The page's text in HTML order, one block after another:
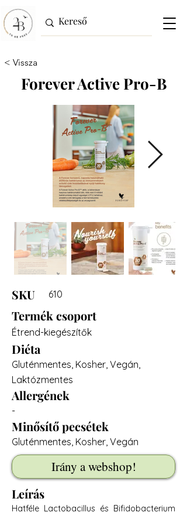
< Vissza
Forever Active Pro-B
SKU 610
Termék csoport
Étrend-kiegészítők
Diéta
Gluténmentes, Kosher, Vegán,
Laktózmentes
Allergének
-
Minősítő pecsétek
Gluténmentes, Kosher, Vegán
Irány a webshop!
Leírás
Hatféle Lactobacillus és Bifidobacterium